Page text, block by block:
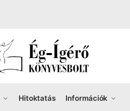
Hitoktatás Információk